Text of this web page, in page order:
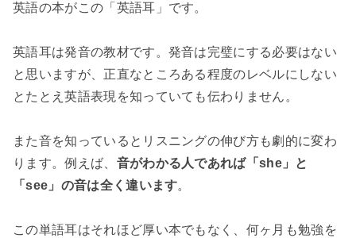
英語の本がこの「英語耳」です。
英語耳は発音の教材です。発音は完璧にする必要はない
と思いますが、正直なところある程度のレベルにしない
とたとえ英語表現を知っていても伝わりません。
また音を知っているとリスニングの伸び方も劇的に変わ
ります。例えば、 音がわかる人であれば「she」と
「see」の音は全く違います。
この単語耳はそれほど厚い本でもなく、何ヶ月も勉強を